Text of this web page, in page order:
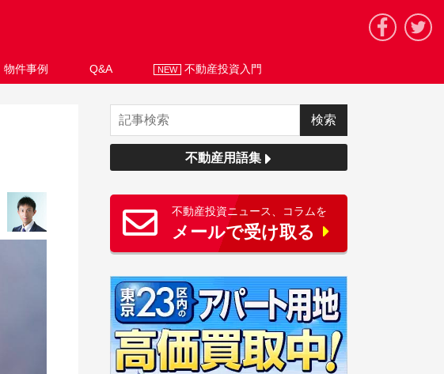
物件事例 Q&A NEW 不動産投資入門
不動産用語集
不動産投資ニュース、コラムを
メールで受け取る